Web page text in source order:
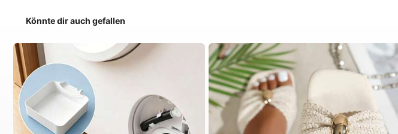
Könnte dir auch gefallen